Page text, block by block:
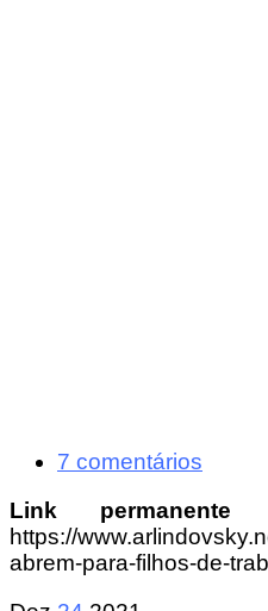
7 comentários
Link
https://
abrem-para-filhos-de-